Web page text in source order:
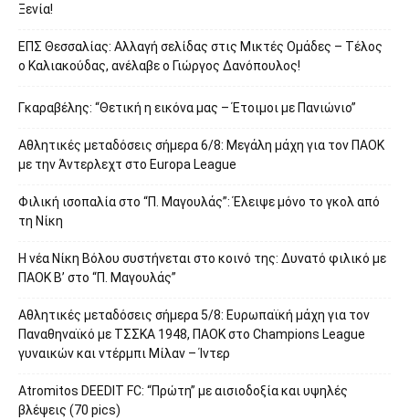
Ξενία!
ΕΠΣ Θεσσαλίας: Αλλαγή σελίδας στις Μικτές Ομάδες – Τέλος
ο Καλιακούδας, ανέλαβε ο Γιώργος Δανόπουλος!
Γκαραβέλης: “Θετική η εικόνα μας – Έτοιμοι με Πανιώνιο”
Αθλητικές μεταδόσεις σήμερα 6/8: Μεγάλη μάχη για τον ΠΑΟΚ
με την Άντερλεχτ στο Europa League
Φιλική ισοπαλία στο “Π. Μαγουλάς”: Έλειψε μόνο το γκολ από
τη Νίκη
Η νέα Νίκη Βόλου συστήνεται στο κοινό της: Δυνατό φιλικό με
ΠΑΟΚ Β’ στο “Π. Μαγουλάς”
Αθλητικές μεταδόσεις σήμερα 5/8: Ευρωπαϊκή μάχη για τον
Παναθηναϊκό με ΤΣΣΚΑ 1948, ΠΑΟΚ στο Champions League
γυναικών και ντέρμπι Μίλαν – Ίντερ
Atromitos DEEDIT FC: “Πρώτη” με αισιοδοξία και υψηλές
βλέψεις (70 pics)